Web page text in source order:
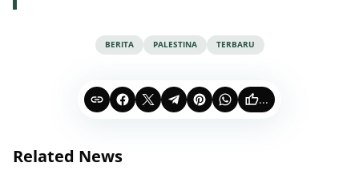
BERITA PALESTINA TERBARU
...
Related News